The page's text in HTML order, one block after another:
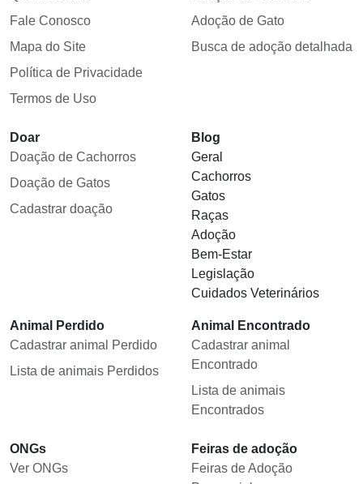
Fale Conosco
Mapa do Site
Política de Privacidade
Termos de Uso
Adoção de Gato
Busca de adoção detalhada
Doar
Doação de Cachorros
Doação de Gatos
Cadastrar doação
Blog
Geral
Cachorros
Gatos
Raças
Adoção
Bem-Estar
Legislação
Cuidados Veterinários
Animal Perdido
Cadastrar animal Perdido
Lista de animais Perdidos
Animal Encontrado
Cadastrar animal
Encontrado
Lista de animais
Encontrados
ONGs
Ver ONGs
Feiras de adoção
Feiras de Adoção